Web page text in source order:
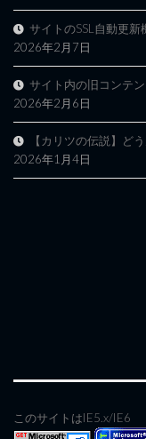
サイトのSSL自動更
2026年2月7日
サイト内の旧コンテ
2026年2月6日
【カリツの伝説】ど
2026年1月4日
このサイトはIE5.x/IE6